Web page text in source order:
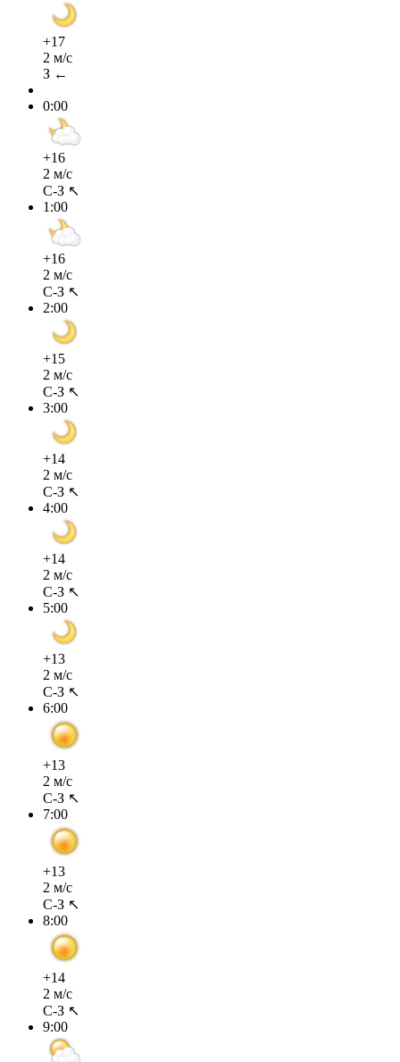
+17
2 м/с
З ←
0:00
+16
2 м/с
С-З ↖
1:00
+16
2 м/с
С-З ↖
2:00
+15
2 м/с
С-З ↖
3:00
+14
2 м/с
С-З ↖
4:00
+14
2 м/с
С-З ↖
5:00
+13
2 м/с
С-З ↖
6:00
+13
2 м/с
С-З ↖
7:00
+13
2 м/с
С-З ↖
8:00
+14
2 м/с
С-З ↖
9:00